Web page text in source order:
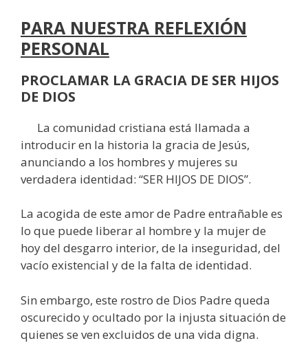
PARA NUESTRA REFLEXIÓN
PERSONAL
PROCLAMAR LA GRACIA DE SER HIJOS
DE DIOS
La comunidad cristiana está llamada a
introducir en la historia la gracia de Jesús,
anunciando a los hombres y mujeres su
verdadera identidad: “SER HIJOS DE DIOS”.
La acogida de este amor de Padre entrañable es
lo que puede liberar al hombre y la mujer de
hoy del desgarro interior, de la inseguridad, del
vacío existencial y de la falta de identidad.
Sin embargo, este rostro de Dios Padre queda
oscurecido y ocultado por la injusta situación de
quienes se ven excluidos de una vida digna.